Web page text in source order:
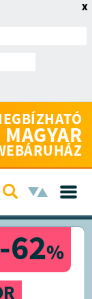
x
MAGYAR
-62%